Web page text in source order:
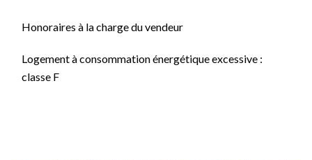
Honoraires à la charge du vendeur
Logement à consommation énergétique excessive :
classe F